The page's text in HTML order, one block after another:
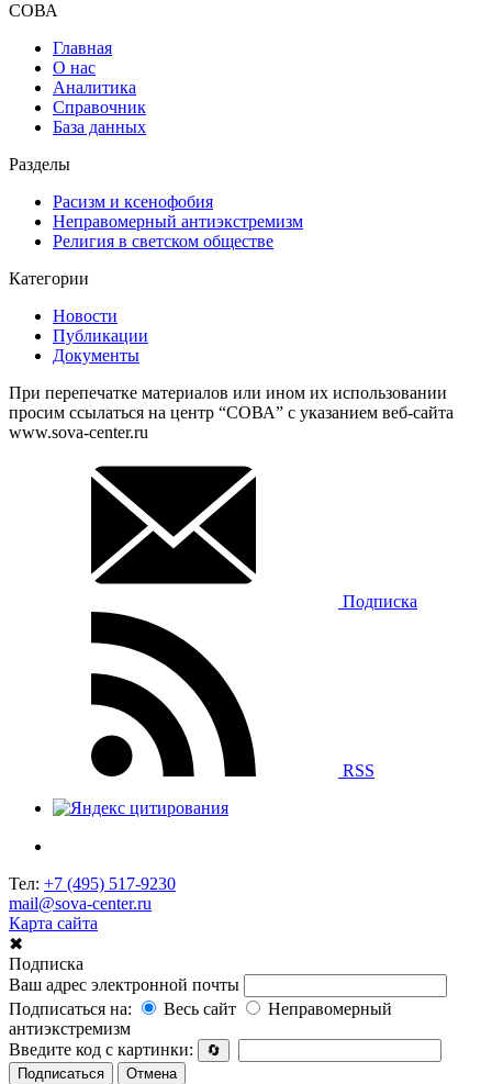
СОВА
Главная
О нас
Аналитика
Справочник
База данных
Разделы
Расизм и ксенофобия
Неправомерный антиэкстремизм
Религия в светском обществе
Категории
Новости
Публикации
Документы
При перепечатке материалов или ином их использовании
просим ссылаться на центр “СОВА” с указанием веб-сайта
www.sova-center.ru
Подписка
RSS
Тел: +7 (495) 517-9230
mail@sova-center.ru
Карта сайта
✖
Подписка
Ваш адрес электронной почты
Подписаться на:
Весь сайт
Неправомерный
антиэкстремизм
Введите код с картинки:
🔄
Подписаться
Отмена